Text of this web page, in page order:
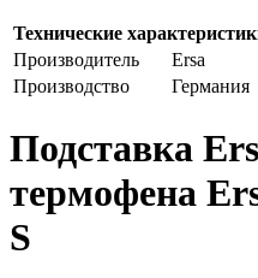
Технические
Производитель
Ersa
Производство
Германия
Подставка
термофена
S